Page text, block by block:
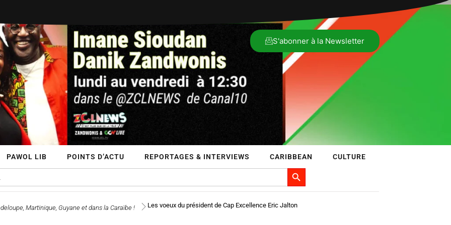
S'abonner à la Newsletter
PAWOL LIB POINTS D’ACTU REPORTAGES & INTERVIEWS CARIBBEAN CULTURE
Search Button
Martinique, Guyane et dans la Caraïbe ! Les voeux du président de Cap Excellence Eric Jalton